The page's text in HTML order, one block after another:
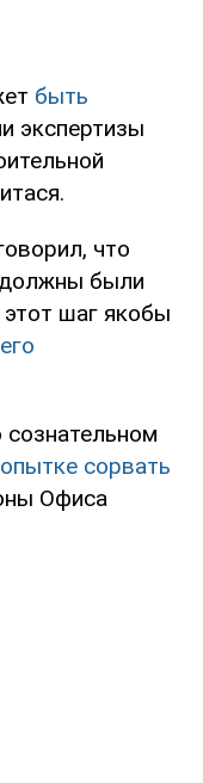
быть
экспертизы
что
были
шаг якобы
сорвать
Офиса